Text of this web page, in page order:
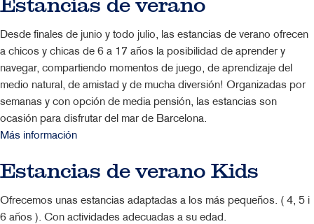
Desde finales de junio y todo julio, las estancias de verano ofrecen
a chicos y chicas de 6 a 17 años la posibilidad de aprender y
navegar, compartiendo momentos de juego, de aprendizaje del
medio natural, de amistad y de mucha diversión! Organizadas por
semanas y con opción de media pensión, las estancias son
ocasión para disfrutar del mar de Barcelona.
Más información
Estancias de verano Kids
Ofrecemos unas estancias adaptadas a los más pequeños. ( 4, 5 i
6 años ). Con actividades adecuadas a su edad.